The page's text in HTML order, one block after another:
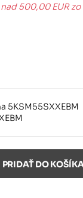
500,00 EUR
5KSM55SXXEBM
PRIDAŤ DO